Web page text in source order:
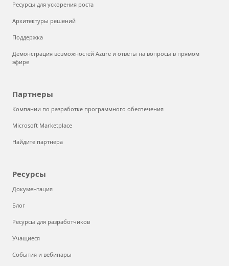
Ресурсы для ускорения роста
Архитектуры решений
Поддержка
Демонстрация возможностей Azure и ответы на вопросы в прямом
эфире
Партнеры
Компании по разработке программного обеспечения
Microsoft Marketplace
Найдите партнера
Ресурсы
Документация
Блог
Ресурсы для разработчиков
Учащиеся
События и вебинары